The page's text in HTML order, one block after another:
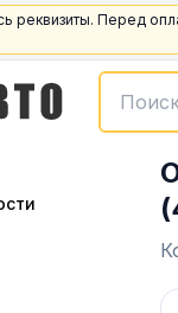
реквизиты. Перед